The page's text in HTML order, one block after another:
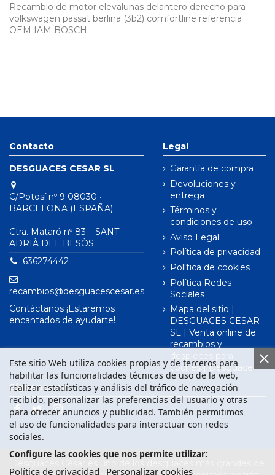
Recambio de motor elevalunas delantero derecho para
volkswagen passat berlina (3b2) comfortline referencia
OEM IAM BOSCH
Contacto
DESGUACES CESAR SL
C/Potosí nº 9 08030 ·
BARCELONA (ESPAÑA)
Ctra. Mataró nº 83 – SANT
ADRIÀ DEL BESÒS
636274442
recambios@desguacescesar.es
Contáctanos ¡Estaremos
encantados de ayudarte!
Legal
Garantía de compra
Devoluciones y
entrega
Términos y
condiciones de uso
Aviso Legal
Política de privacidad
Política de cookies
Política Redes
Sociales
Mapa del sitio |
DESGUACES CESAR
SL | Venta online de
recambios y
despieces para
coches | Desguace
Este sitio Web utiliza cookies propias y de terceros para
habilitar las funcionalidades técnicas de uso de la web,
realizar estadísticas y análisis del tráfico de navegación
recibido, personalizar las preferencias del usuario y otras
para ofrecer anuncios y publicidad. También permitimos
el uso de funcionalidades para interactuar con redes
sociales.
Configure las cookies que nos permite utilizar:
Política de privacidad Personalizar cookies
Síguenos en